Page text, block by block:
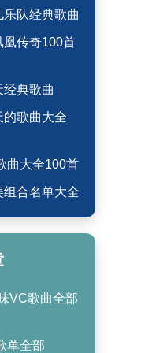
队经典歌曲
凰传奇100首
典歌曲
的歌曲大全
曲大全100首
合名单大全
VC歌曲全部
单全部